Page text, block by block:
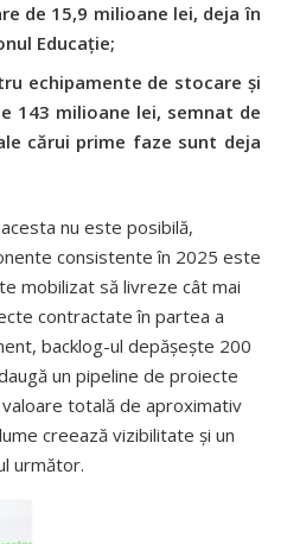
de 15,9 milioane lei, deja în
Educație;
echipamente de stocare și
143 milioane lei, semnat de
cărui prime faze sunt deja
nu este posibilă,
consistente în 2025 este
mobilizat să livreze cât mai
contractate în partea a
backlog-ul depășește 200
un pipeline de proiecte
totală de aproximativ
creează vizibilitate și un
următor.